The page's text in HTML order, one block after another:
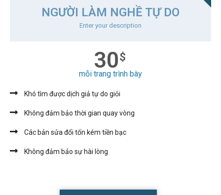
NGƯỜI LÀM NGHỀ TỰ DO
Enter your description
30$
mỗi trang trình bày
Khó tìm được dịch giả tự do giỏi
Không đảm bảo thời gian quay vòng
Các bản sửa đổi tốn kém tiền bạc
Không đảm bảo sự hài lòng